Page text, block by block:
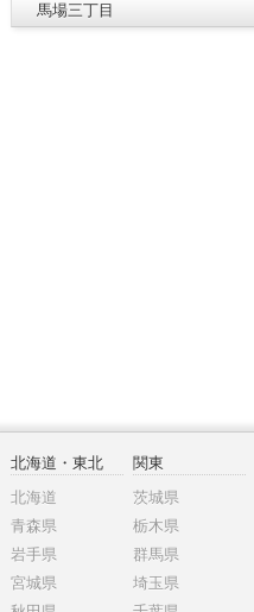
馬場三丁目
北海道・東北
北海道
青森県
岩手県
宮城県
関東
茨城県
栃木県
群馬県
埼玉県